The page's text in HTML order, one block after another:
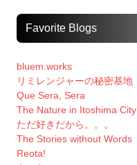
Favorite Blogs
bluem.works
リミレンジャーの秘密基地
Que Sera, Sera
The Nature in Itoshima City
ただ好きだから。。。
The Stories without Words
Reota!